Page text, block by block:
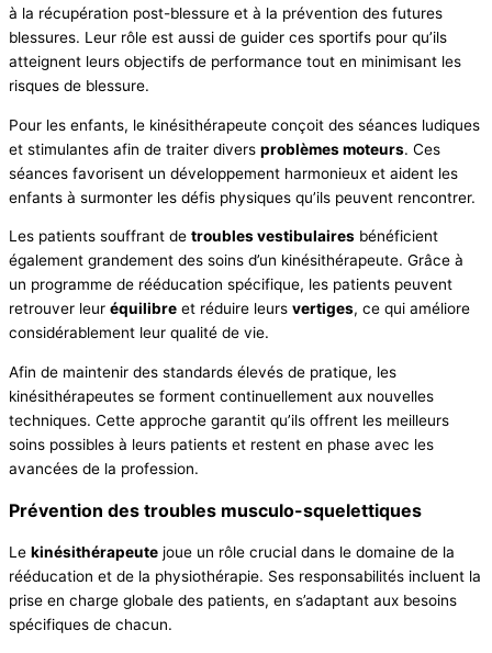
à la récupération post-blessure et à la prévention des futures
blessures. Leur rôle est aussi de guider ces sportifs pour qu’ils
atteignent leurs objectifs de performance tout en minimisant les
risques de blessure.
Pour les enfants, le kinésithérapeute conçoit des séances ludiques
et stimulantes afin de traiter divers problèmes moteurs. Ces
séances favorisent un développement harmonieux et aident les
enfants à surmonter les défis physiques qu’ils peuvent rencontrer.
Les patients souffrant de troubles vestibulaires bénéficient
également grandement des soins d’un kinésithérapeute. Grâce à
un programme de rééducation spécifique, les patients peuvent
retrouver leur équilibre et réduire leurs vertiges, ce qui améliore
considérablement leur qualité de vie.
Afin de maintenir des standards élevés de pratique, les
kinésithérapeutes se forment continuellement aux nouvelles
techniques. Cette approche garantit qu’ils offrent les meilleurs
soins possibles à leurs patients et restent en phase avec les
avancées de la profession.
Prévention des troubles musculo-squelettiques
Le kinésithérapeute joue un rôle crucial dans le domaine de la
rééducation et de la physiothérapie. Ses responsabilités incluent la
prise en charge globale des patients, en s’adaptant aux besoins
spécifiques de chacun.